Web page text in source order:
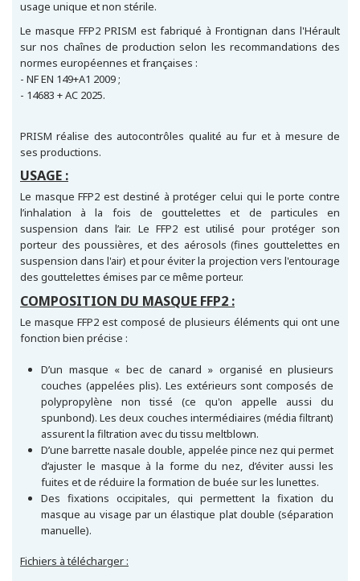
usage unique et non stérile.
Le masque FFP2 PRISM est fabriqué à Frontignan dans l'Hérault
sur nos chaînes de production selon les recommandations des
normes européennes et françaises :
- NF EN 149+A1 2009 ;
- 14683 + AC 2025.
PRISM réalise des autocontrôles qualité au fur et à mesure de
ses productions.
USAGE :
Le masque FFP2 est destiné à protéger celui qui le porte contre
l’inhalation à la fois de gouttelettes et de particules en
suspension dans l’air. Le FFP2 est utilisé pour protéger son
porteur des poussières, et des aérosols (fines gouttelettes en
suspension dans l'air) et pour éviter la projection vers l'entourage
des gouttelettes émises par ce même porteur.
COMPOSITION DU MASQUE FFP2 :
Le masque FFP2 est composé de plusieurs éléments qui ont une
fonction bien précise :
D’un masque « bec de canard » organisé en plusieurs
couches (appelées plis). Les extérieurs sont composés de
polypropylène non tissé (ce qu'on appelle aussi du
spunbond). Les deux couches intermédiaires (média filtrant)
assurent la filtration avec du tissu meltblown.
D’une barrette nasale double, appelée pince nez qui permet
d’ajuster le masque à la forme du nez, d’éviter aussi les
fuites et de réduire la formation de buée sur les lunettes.
Des fixations occipitales, qui permettent la fixation du
masque au visage par un élastique plat double (séparation
manuelle).
Fichiers à télécharger :